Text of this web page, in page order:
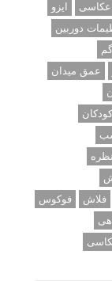
عکاسی
ایزو
دوربین
عمق میدان
فلاش
فوکوس